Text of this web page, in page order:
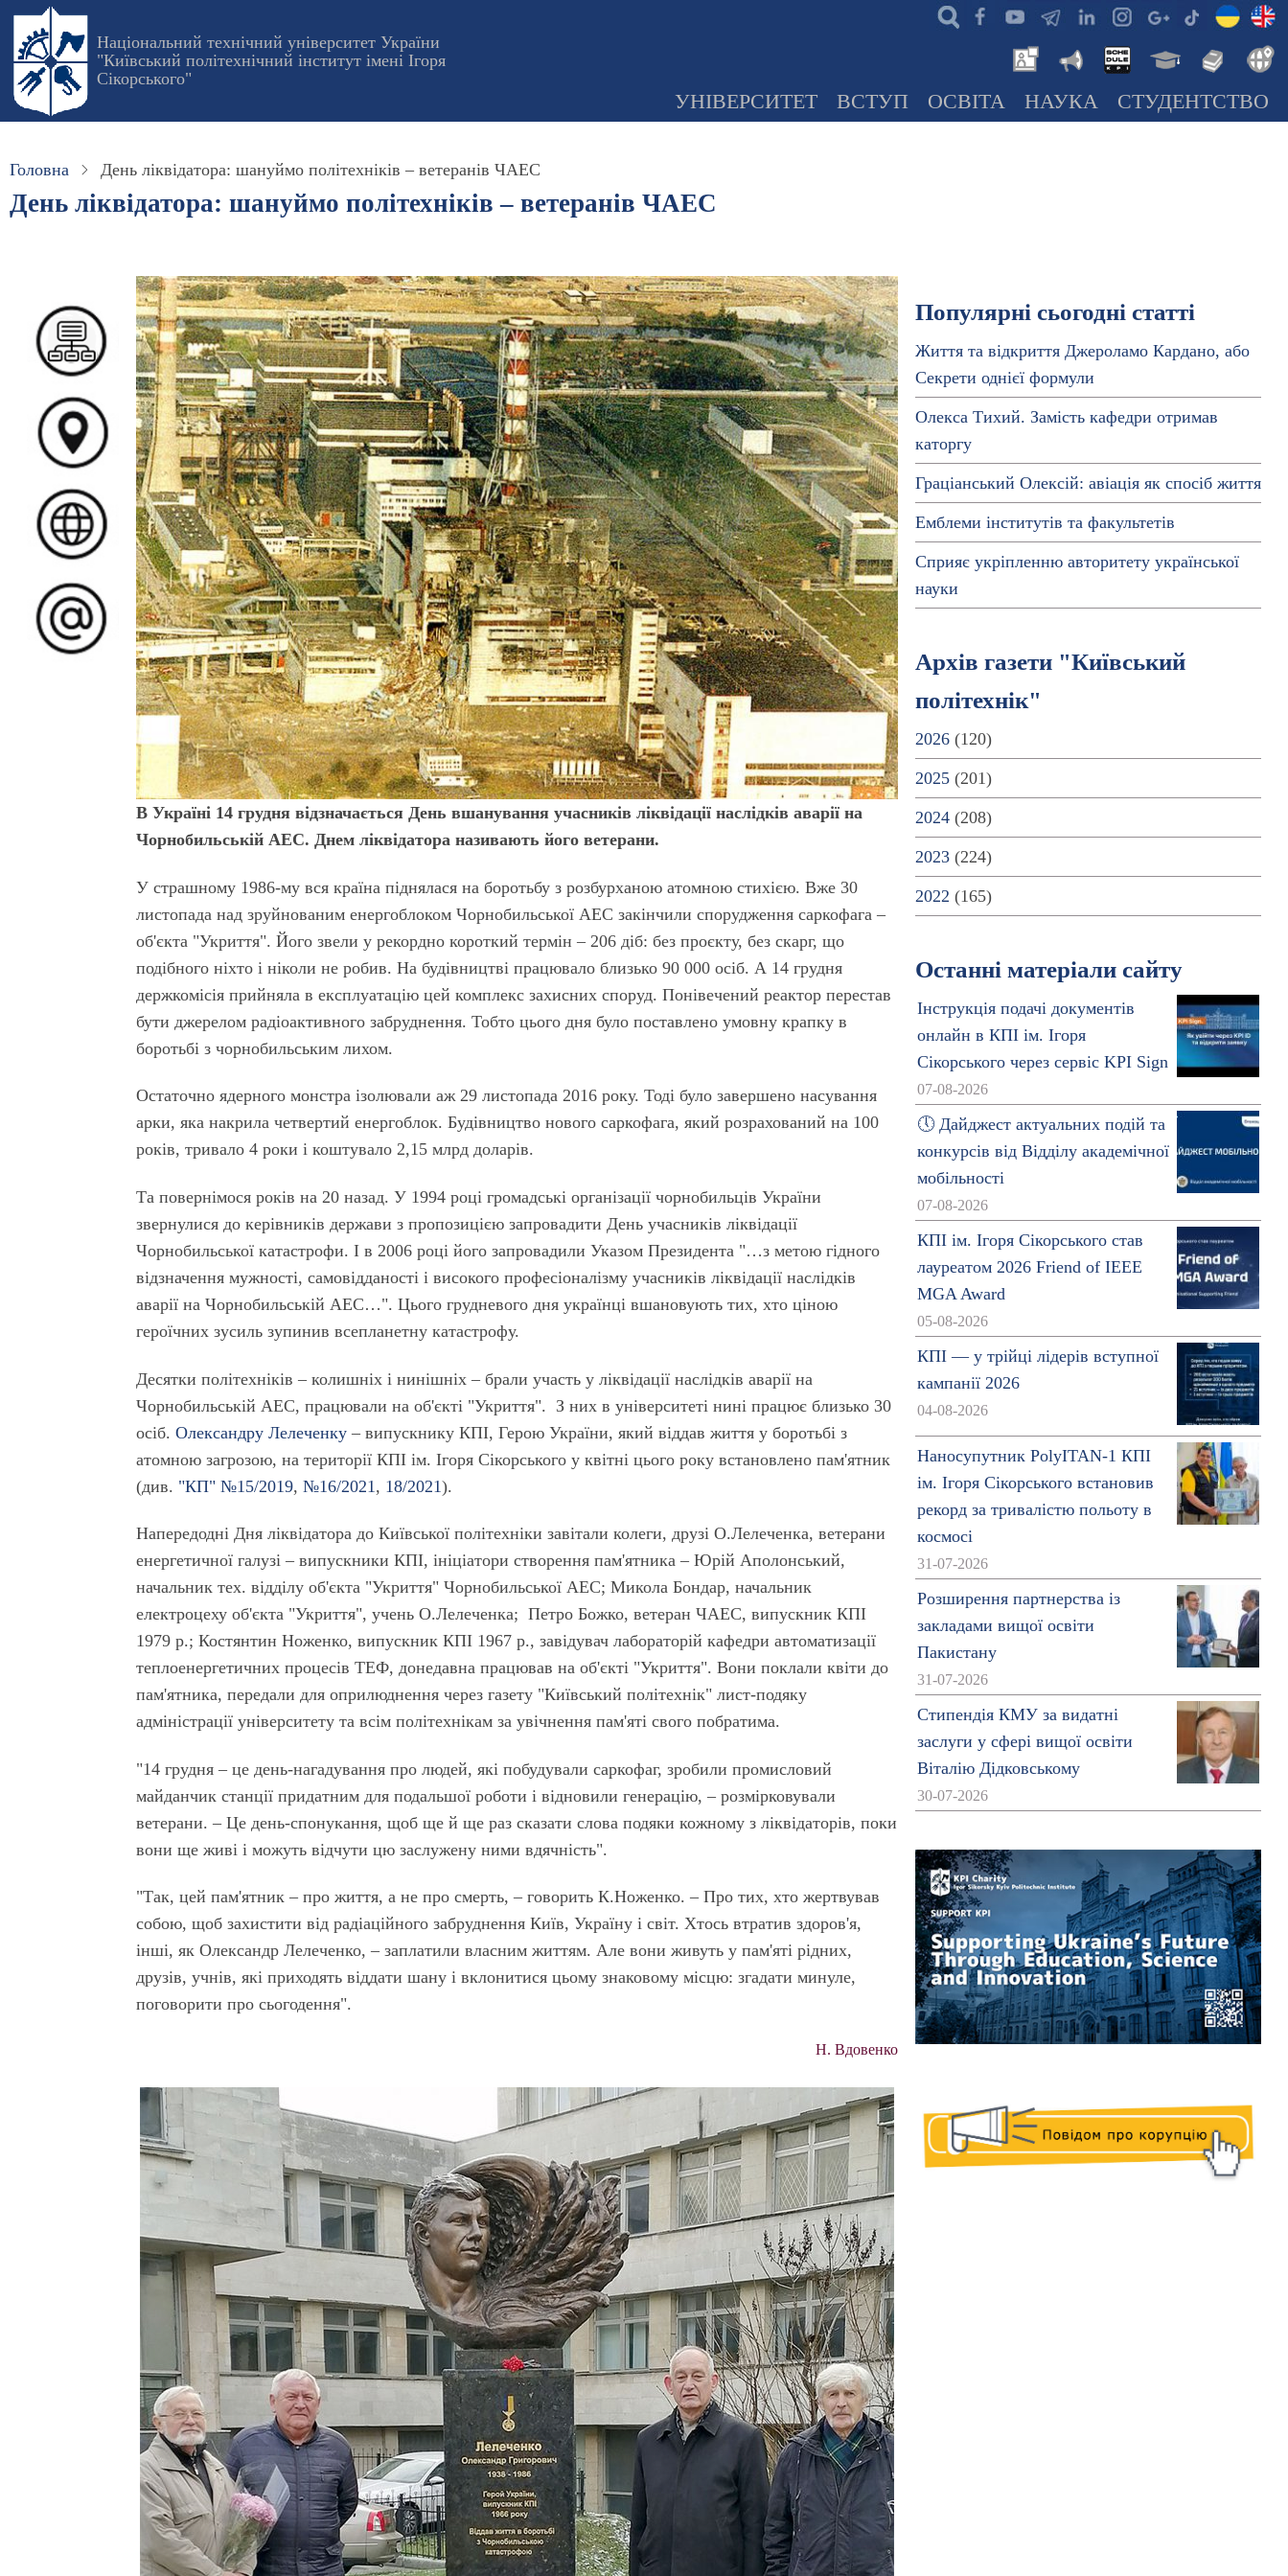
Перейти
основного
вмісту
Національний технічний університет України
"Київський політехнічний інститут імені Ігоря
Сікорського"
УНІВЕРСИТЕТ ВСТУП ОСВІТА НАУКА СТУДЕНТСТВО
Головна День ліквідатора: шануймо політехніків – ветеранів ЧАЕС
День ліквідатора: шануймо політехніків – ветеранів ЧАЕС
В Україні 14 грудня відзначається День вшанування учасників ліквідації наслідків аварії на
Чорнобильській АЕС. Днем ліквідатора називають його ветерани.
У страшному 1986-му вся країна піднялася на боротьбу з розбурханою атомною стихією. Вже 30
листопада над зруйнованим енергоблоком Чорнобильської АЕС закінчили спорудження саркофага –
об'єкта "Укриття". Його звели у рекордно короткий термін – 206 діб: без проєкту, без скарг, що
подібного ніхто і ніколи не робив. На будівництві працювало близько 90 000 осіб. А 14 грудня
держкомісія прийняла в експлуатацію цей комплекс захисних споруд. Понівечений реактор перестав
бути джерелом радіоактивного забруднення. Тобто цього дня було поставлено умовну крапку в
боротьбі з чорнобильським лихом.
Остаточно ядерного монстра ізолювали аж 29 листопада 2016 року. Тоді було завершено насування
арки, яка накрила четвертий енергоблок. Будівництво нового саркофага, який розрахований на 100
років, тривало 4 роки і коштувало 2,15 млрд доларів.
Та повернімося років на 20 назад. У 1994 році громадські організації чорнобильців України
звернулися до керівників держави з пропозицією запровадити День учасників ліквідації
Чорнобильської катастрофи. І в 2006 році його запровадили Указом Президента "…з метою гідного
відзначення мужності, самовідданості і високого професіоналізму учасників ліквідації наслідків
аварії на Чорнобильській АЕС…". Цього грудневого дня українці вшановують тих, хто ціною
героїчних зусиль зупинив всепланетну катастрофу.
Десятки політехніків – колишніх і нинішніх – брали участь у ліквідації наслідків аварії на
Чорнобильській АЕС, працювали на об'єкті "Укриття". З них в університеті нині працює близько 30
осіб.Олександру Лелеченку – випускнику КПІ, Герою України, який віддав життя у боротьбі з
атомною загрозою, на території КПІ ім. Ігоря Сікорського у квітні цього року встановлено пам'ятник
(див. "КП" №15/2019,№16/2021 , 18/2021).
Напередодні Дня ліквідатора до Київської політехніки завітали колеги, друзі О.Лелеченка, ветерани
енергетичної галузі – випускники КПІ, ініціатори створення пам'ятника – Юрій Аполонський,
начальник тех. відділу об'єкта "Укриття" Чорнобильської АЕС; Микола Бондар, начальник
електроцеху об'єкта "Укриття", учень О.Лелеченка; Петро Божко, ветеран ЧАЕС, випускник КПІ
1979 р.; Костянтин Ноженко, випускник КПІ 1967 р., завідувач лабораторій кафедри автоматизації
теплоенергетичних процесів ТЕФ, донедавна працював на об'єкті "Укриття". Вони поклали квіти до
пам'ятника, передали для оприлюднення через газету "Київський політехнік" лист-подяку
адміністрації університету та всім політехнікам за увічнення пам'яті свого побратима.
"14 грудня – це день-нагадування про людей, які побудували саркофаг, зробили промисловий
майданчик станції придатним для подальшої роботи і відновили генерацію, – розмірковували
ветерани. – Це день-спонукання, щоб ще й ще раз сказати слова подяки кожному з ліквідаторів, поки
вони ще живі і можуть відчути цю заслужену ними вдячність".
"Так, цей пам'ятник – про життя, а не про смерть, – говорить К.Ноженко. – Про тих, хто жертвував
собою, щоб захистити від радіаційного забруднення Київ, Україну і світ. Хтось втратив здоров'я,
інші, як Олександр Лелеченко, – заплатили власним життям. Але вони живуть у пам'яті рідних,
друзів, учнів, які приходять віддати шану і вклонитися цьому знаковому місцю: згадати минуле,
поговорити про сьогодення".
Н. Вдовенко
Популярні сьогодні статті
Життя та відкриття Джероламо Кардано, або
Секрети однієї формули
Олекса Тихий. Замість кафедри отримав
каторгу
Граціанський Олексій: авіація як спосіб життя
Емблеми інститутів та факультетів
Сприяє укріпленню авторитету української
науки
Архів газети "Київський
політехнік"
2026(120)
2025(201)
2024(208)
2023(224)
2022 (165)
Останні матеріали сайту
Інструкція подачі документів
онлайн в КПІ ім. Ігоря
Сікорського через сервіс KPI Sign
07-08-2026
🕔 Дайджест актуальних подій та
конкурсів від Відділу академічної
мобільності
07-08-2026
КПІ ім. Ігоря Сікорського став
лауреатом 2026 Friend of IEEE
MGA Award
05-08-2026
КПІ — у трійці лідерів вступної
кампанії 2026
04-08-2026
Наносупутник PolyITAN-1 КПІ
ім. Ігоря Сікорського встановив
рекорд за тривалістю польоту в
космосі
31-07-2026
Розширення партнерства із
закладами вищої освіти
Пакистану
31-07-2026
Стипендія КМУ за видатні
заслуги у сфері вищої освіти
Віталію Дідковському
30-07-2026